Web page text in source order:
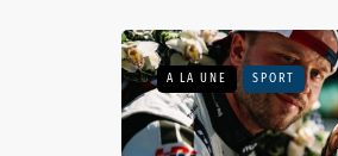
A LA UNE SPORT